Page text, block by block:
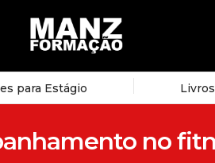
para Estágio Livros
no